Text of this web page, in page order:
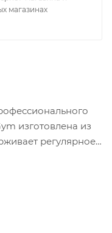
магазинах
изготовлена из
регулярное
для